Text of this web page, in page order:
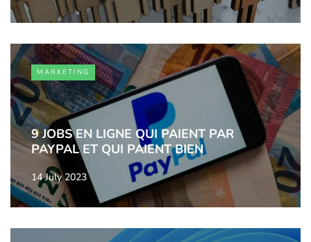
MARKETING
9 JOBS EN LIGNE QUI PAIENT PAR
PAYPAL ET QUI PAIENT BIEN
14 July 2023